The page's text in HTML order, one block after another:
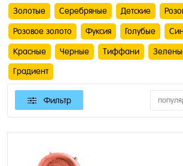
Золотые Серебряные Детские
Розовое золото Фуксия Голубые
Красные Черные Тиффани
Градиент
Фильтр